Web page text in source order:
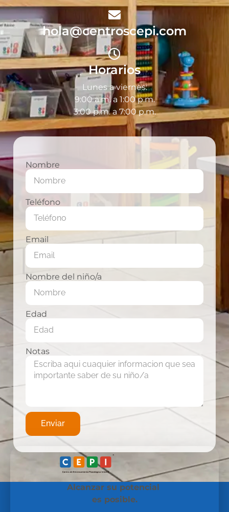
hola@centroscepi.com
Horarios
Lunes a viernes:
9:00 a.m. a 1:00 p.m.
3:00 p.m. a 7:00 p.m.
Nombre
Teléfono
Email
Nombre del niño/a
Edad
Notas
Enviar
Alcanzar su potencial
es posible.